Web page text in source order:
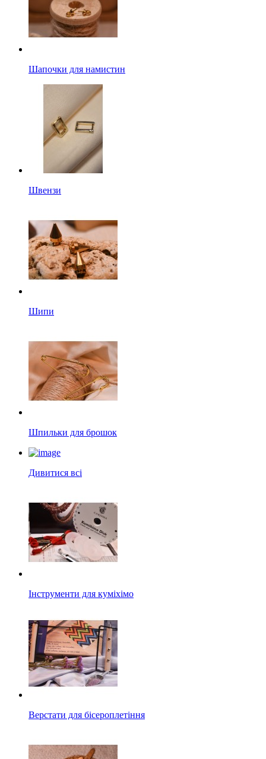
Шапочки для намистин
Швензи
Шипи
Шпильки для брошок
Дивитися всі
Інструменти для куміхімо
Верстати для бісероплетіння